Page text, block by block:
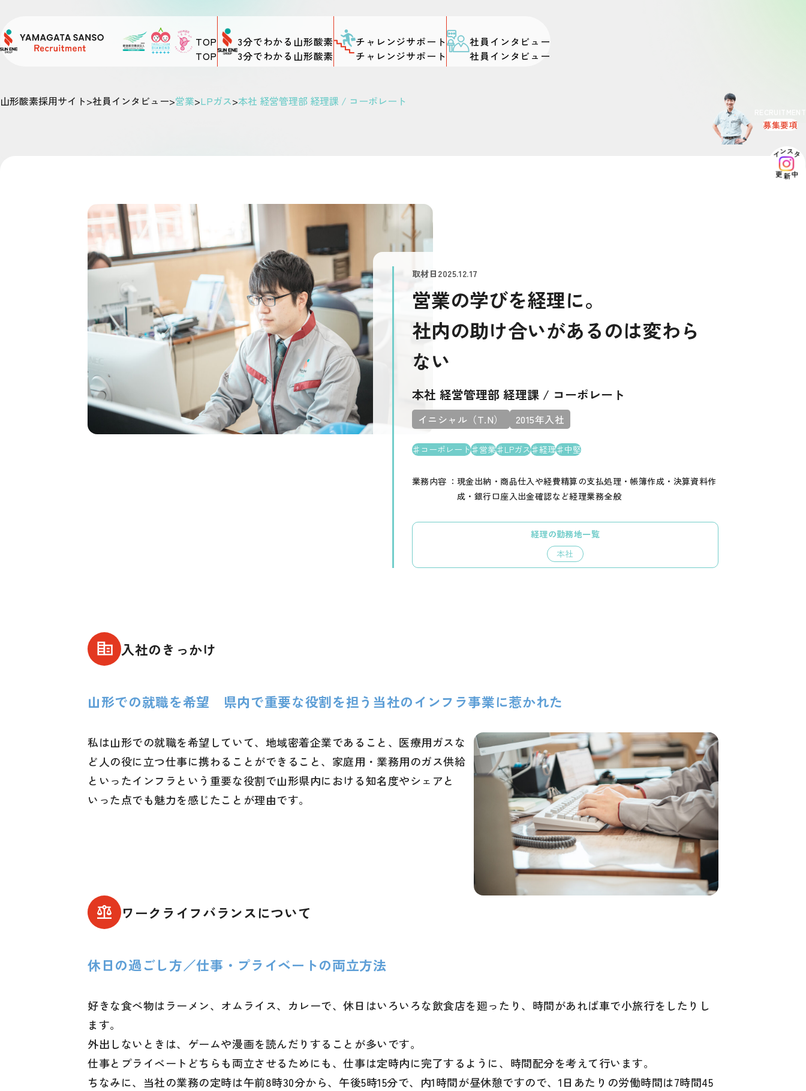
TOP 3分でわかる山形酸素 チャレンジサポート 社員インタビュー
募集要項
山形酸素採用サイト>社員インタビュー>営業>LPガス>本社 経営管理部 経理課 / コーポレート
取材日 2025.12.17
営業の学びを経理に。
社内の助け合いがあるのは変わら
ない
本社 経営管理部 経理課 / コーポレート
イニシャル（T.N） 2015年入社
コーポレート 営業 LPガス 経理 中堅
業務内容
現金出納・商品仕入や経費精算の支払処理・帳簿作成・決算資料作
成・銀行口座入出金確認など経理業務全般
経理の勤務地一覧
本社
入社のきっかけ
山形での就職を希望 県内で重要な役割を担う当社のインフラ事業に惹かれた
私は山形での就職を希望していて、地域密着企業であること、医療用ガスな
ど人の役に立つ仕事に携わることができること、家庭用・業務用のガス供給
といったインフラという重要な役割で山形県内における知名度やシェアと
いった点でも魅力を感じたことが理由です。
ワークライフバランスについて
休日の過ごし方／仕事・プライベートの両立方法
好きな食べ物はラーメン、オムライス、カレーで、休日はいろいろな飲食店を廻ったり、時間があれば車で小旅行をしたりし
ます。
外出しないときは、ゲームや漫画を読んだりすることが多いです。
仕事とプライベートどちらも両立させるためにも、仕事は定時内に完了するように、時間配分を考えて行います。
ちなみに、当社の業務の定時は午前8時30分から、午後5時15分で、内1時間が昼休憩ですので、1日あたりの労働時間は7時間45